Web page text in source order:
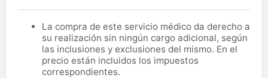
La compra de este servicio médico da derecho a
su realización sin ningún cargo adicional, según
las inclusiones y exclusiones del mismo. En el
precio están incluidos los impuestos
correspondientes.